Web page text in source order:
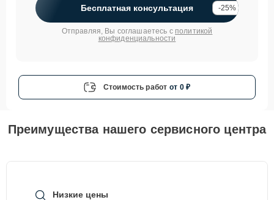
Бесплатная консультация -25%
Отправляя, Вы соглашаетесь с политикой
конфиденциальности
Стоимость работ от 0 ₽
Преимущества нашего сервисного центра
Низкие цены